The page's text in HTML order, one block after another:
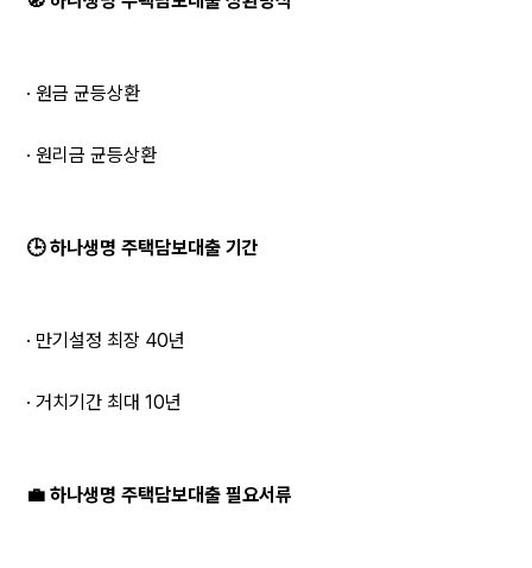
· 원금 균등상환
· 원리금 균등상환
🕒 하나생명 주택담보대출 기간
· 만기설정 최장 40년
· 거치기간 최대 10년
💼 하나생명 주택담보대출 필요서류